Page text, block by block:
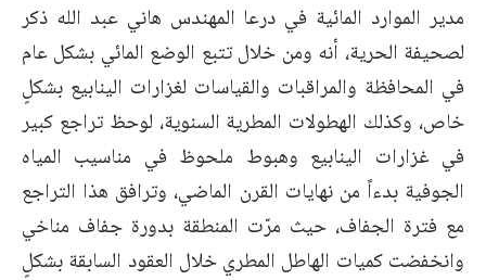
مدير الموارد المائية في درعا المهندس هاني عبد الله ذكر
لصحيفة الحرية، أنه ومن خلال تتبع الوضع المائي بشكل عام
في المحافظة والمراقبات والقياسات لغزارات الينابيع بشكلٍ
خاص، وكذلك الهطولات المطرية السنوية، لوحظ تراجع كبير
في غزارات الينابيع وهبوط ملحوظ في مناسيب المياه
الجوفية بدءاً من نهايات القرن الماضي، وترافق هذا التراجع
مع فترة الجفاف، حيث مرّت المنطقة بدورة جفاف مناخي
وانخفضت كميات الهاطل المطري خلال العقود السابقة بشكلٍ